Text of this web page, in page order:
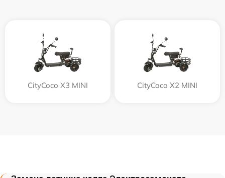
CityCoco X3 MINI CityCoco X2 MINI